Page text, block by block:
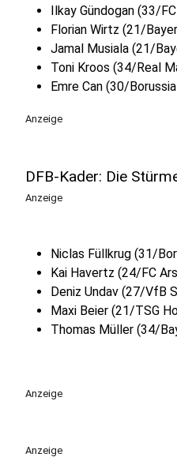
Ilkay Gündogan (33/
Florian Wirtz (21/
Jamal Musiala (21/
Toni Kroos (34/Real
Emre Can (30/
Anzeige
DFB-Kader: Die
Anzeige
Niclas Füllkrug (31/
Kai Havertz (24/FC
Deniz Undav (27/VfB
Maxi Beier (21/TSG
Thomas Müller (34/
Anzeige
Anzeige